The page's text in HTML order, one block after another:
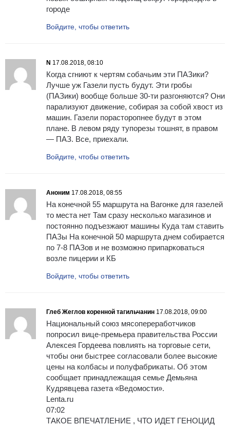
городе
Войдите, чтобы ответить
N 17.08.2018, 08:10
Когда сгниют к чертям собачьим эти ПАЗики?
Лучше уж Газели пусть будут. Эти гробы
(ПАЗики) вообще больше 30-ти разгоняются? Они
парализуют движение, собирая за собой хвост из
машин. Газели порасторопнее будут в этом
плане. В левом ряду тупорезы тошнят, в правом
— ПАЗ. Все, приехали.
Войдите, чтобы ответить
Аноним 17.08.2018, 08:55
На конечной 55 маршрута на Вагонке для газелей
то места нет Там сразу несколько магазинов и
постоянно подъезжают машины Куда там ставить
ПАЗы На конечной 50 маршрута днем собирается
по 7-8 ПАЗов и не возможно припарковаться
возле пицерии и КБ
Войдите, чтобы ответить
Глеб Жеглов коренной тагильчанин 17.08.2018, 09:00
Национальный союз мясопереработчиков
попросил вице-премьера правительства России
Алексея Гордеева повлиять на торговые сети,
чтобы они быстрее согласовали более высокие
цены на колбасы и полуфабрикаты. Об этом
сообщает принадлежащая семье Демьяна
Кудрявцева газета «Ведомости».
Lenta.ru
07:02
ТАКОЕ ВПЕЧАТЛЕНИЕ , ЧТО ИДЕТ ГЕНОЦИД